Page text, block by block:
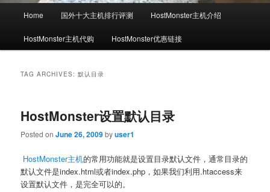
Home 国外十大主机排行评测 HostMonster主机介绍
HostMonster主机代购 HostMonster优惠链接
TAG ARCHIVES:默认目录
HostMonster设置默认目录
Posted onJune 26, 2009byuser1
HostMonster主机的常用功能就是设置目录默认文件，通常目录的
默认文件是index.html或者index.php，如果我们利用.htaccess来
设置默认文件，是完全可以的。